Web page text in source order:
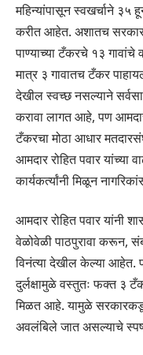
महिन्यांपासून स्वखर्चाने ३५
करीत आहेत. अशातच
पाण्याच्या टँकरचे १३ गावांचे
मात्र ३ गावातच टँकर
देखील स्वच्छ नसल्याने
करावा लागत आहे, पण
टँकरचा मोठा आधार
आमदार रोहित पवार यांच्या
कार्यकर्त्यांनी मिळून
आमदार रोहित पवार यांनी
वेळोवेळी पाठपुरावा करून,
विनंत्या देखील केल्या आहेत.
दुर्लक्षामुळे वस्तुतः फक्त ३
मिळत आहे. यामुळे सरकारकडून
अवलंबिले जात असल्याचे